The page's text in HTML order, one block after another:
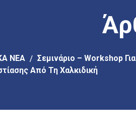
ΝΕΑ
Σεμινάριο – Workshop
Από Τη Χαλκιδική